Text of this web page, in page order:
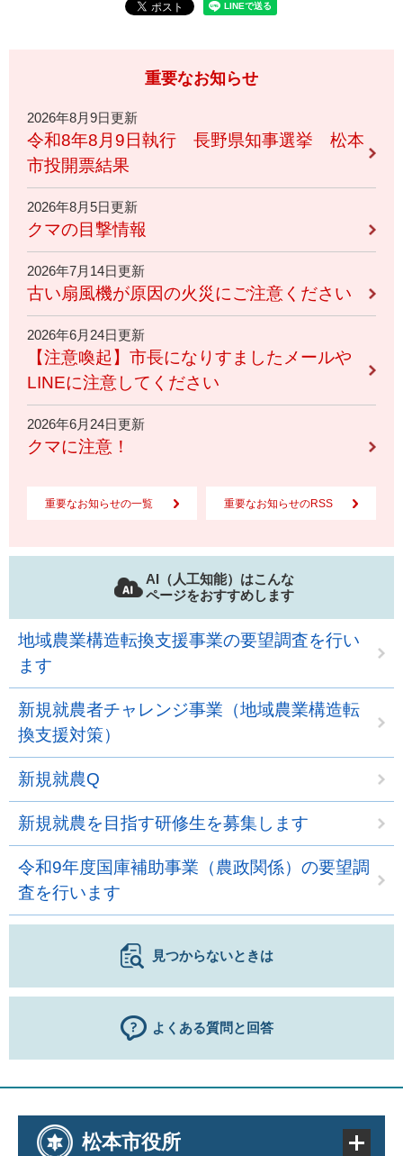
重要なお知らせ
2026年8月9日更新
令和8年8月9日執行 長野県知事選挙 松本
市投開票結果
2026年8月5日更新
クマの目撃情報
2026年7月14日更新
古い扇風機が原因の火災にご注意ください
2026年6月24日更新
【注意喚起】市長になりすましたメールや
LINEに注意してください
2026年6月24日更新
クマに注意！
重要なお知らせの一覧 重要なお知らせのRSS
AI（人工知能）はこんな
ページをおすすめします
地域農業構造転換支援事業の要望調査を行い
ます
新規就農者チャレンジ事業（地域農業構造転
換支援対策）
新規就農Q
新規就農を目指す研修生を募集します
令和9年度国庫補助事業（農政関係）の要望調
査を行います
見つからないときは
よくある質問と回答
松本市役所